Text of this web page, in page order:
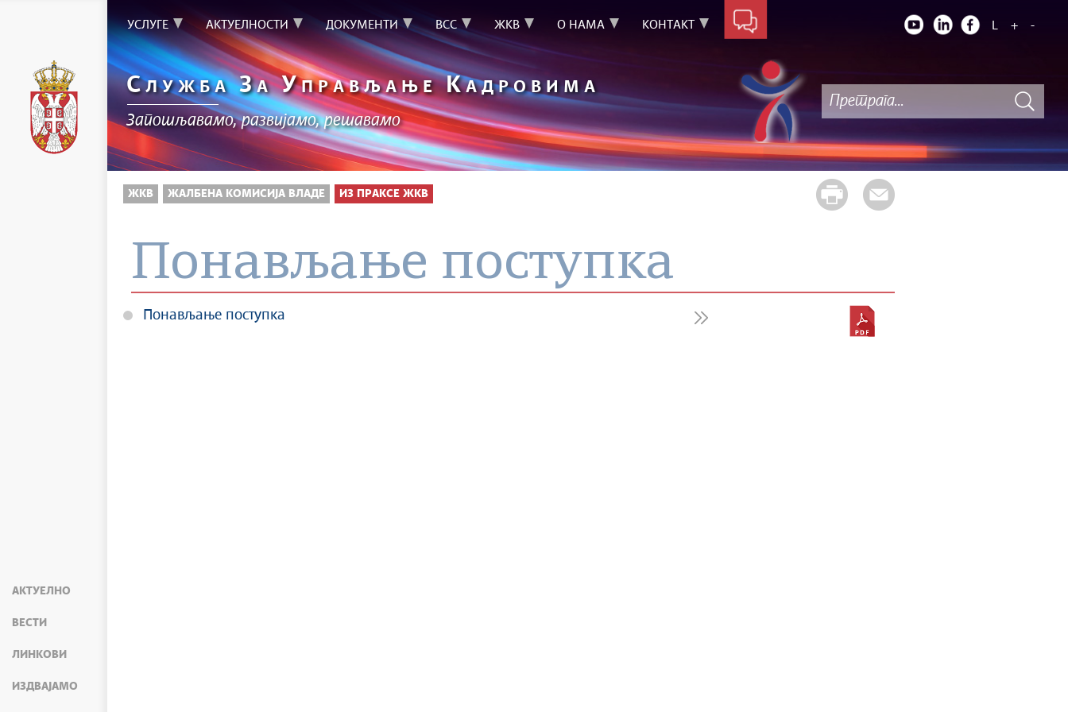
АКТУЕЛНО
ВЕСТИ
ЛИНКОВИ
ИЗДВАЈАМО
УСЛУГЕ АКТУЕЛНОСТИ ДОКУМЕНТИ ВСС ЖКВ О НАМА КОНТАКТ L + -
СЛУЖБА ЗАУПРАВЉАЊЕКАДРОВИМА
Запошљавамо, развијамо, решавамо
ЖКВ ЖАЛБЕНА КОМИСИЈА ВЛАДЕ ИЗ ПРАКСЕ ЖКВ
Понављање поступка
Понављање поступка